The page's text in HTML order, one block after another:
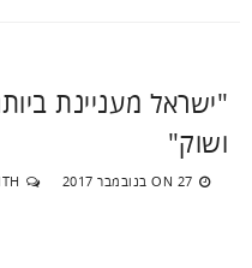
"ישראל מעניינת
ושוק"
ON 27 בנובמבר 2017